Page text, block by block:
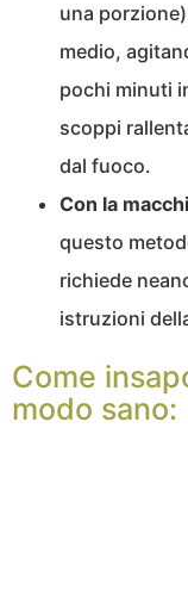
una
medio,
pochi minuti
scoppi
dal fuoco.
Con la
questo
richiede
istruzioni
Come
modo sano: